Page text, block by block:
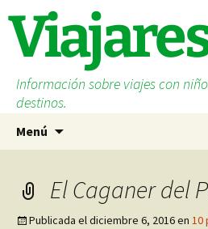
contenido
Información sobre viajes con
destinos.
Menú
El Caganer del
Publicada eldiciembre 6, 2016en 10